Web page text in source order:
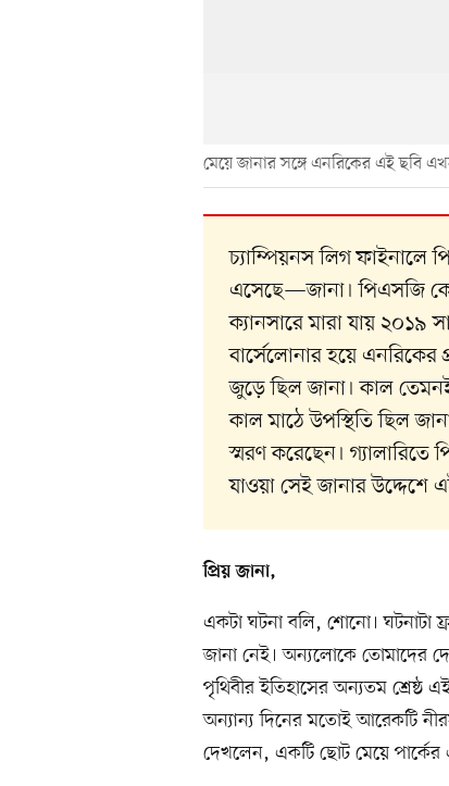
মেয়ে জানার সঙ্গে এনরিকের এই ছবি
চ্যাম্পিয়নস লিগ ফাইনালে
এসেছে—জানা। পিএসজি
ক্যানসারে মারা যায় ২০১৯
বার্সেলোনার হয়ে
জুড়ে ছিল জানা। কাল
কাল মাঠে উপস্থিতি ছিল
স্মরণ করেছেন।
যাওয়া সেই জানার উদ্দেশে
প্রিয় জানা,
একটা ঘটনা বলি, শোনো। ঘটনাটা
জানা নেই। অন্যলোকে তোমাদের
পৃথিবীর ইতিহাসের অন্যতম শ্রেষ্ঠ
অন্যান্য দিনের মতোই আরেকটি
দেখলেন, একটি ছোট মেয়ে